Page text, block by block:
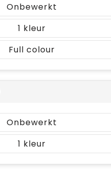
Onbewerkt
1
Full colour
Onbewerkt
1